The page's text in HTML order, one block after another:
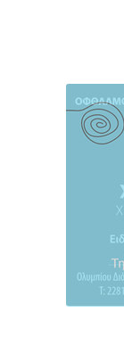
Γονικές
δωρεές και